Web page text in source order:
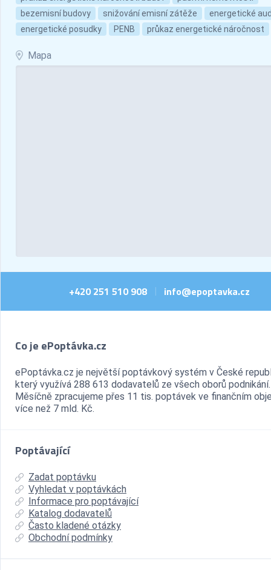
bezemisní budovy
snižování emisní zátěže
energetické
energetické posudky
PENB průkaz energetické náročnost
Mapa
+420 251 510 908 info@epoptavka.cz
Co je ePoptávka.cz
ePoptávka.cz je největší poptávkový systém v České
který využívá 288 613 dodavatelů ze všech oborů podnikání.
Měsíčně zpracujeme přes 11 tis. poptávek ve finančním
více než 7 mld. Kč.
Poptávající
Zadat poptávku
Vyhledat v poptávkách
Informace pro poptávající
Katalog dodavatelů
Často kladené otázky
Obchodní podmínky